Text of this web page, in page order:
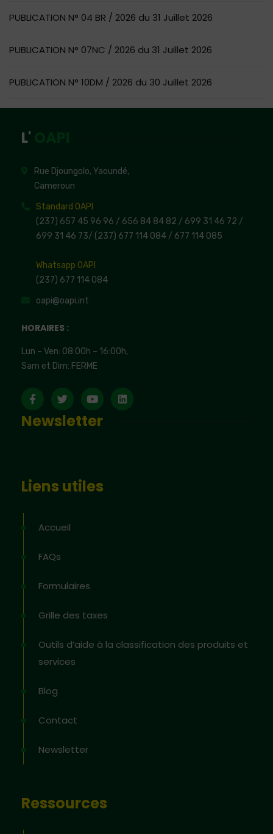
PUBLICATION N° 04 BR / 2026 du 31 Juillet 2026
PUBLICATION N° 07NC / 2026 du 31 Juillet 2026
PUBLICATION N° 10DM / 2026 du 30 Juillet 2026
L'
Rue Djoungolo, Yaoundé,
Cameroun
Standard OAPI
(237) 657 45 96 96 / 656 84 84 82 / 699 31 46 72 /
699 31 46 73/ (237) 677 114 084 / 677 114 085
Whatsapp OAPI
(237) 677 114 084
oapi@oapi.int
HORAIRES :
Lun – Ven: 08:00h – 16:00h,
Sam et Dim: FERME
Newsletter
Liens utiles
Accueil
FAQs
Formulaires
Grille des taxes
Outils d’aide à la classification des produits et
services
Blog
Contact
Newsletter
Ressources